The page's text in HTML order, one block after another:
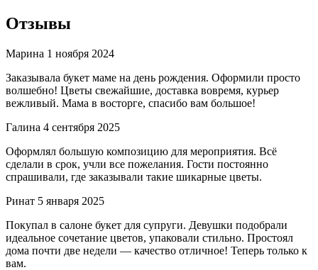
Отзывы
Марина 1 ноября 2024
Заказывала букет маме на день рождения. Оформили просто
волшебно! Цветы свежайшие, доставка вовремя, курьер
вежливый. Мама в восторге, спасибо вам большое!
Галина 4 сентября 2025
Оформлял большую композицию для мероприятия. Всё
сделали в срок, учли все пожелания. Гости постоянно
спрашивали, где заказывали такие шикарные цветы.
Ринат 5 января 2025
Покупал в салоне букет для супруги. Девушки подобрали
идеальное сочетание цветов, упаковали стильно. Простоял
дома почти две недели — качество отличное! Теперь только к
вам.